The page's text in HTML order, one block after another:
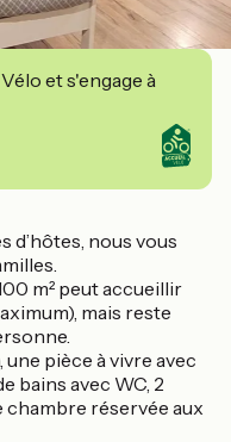
et s'engage à
d’hôtes, nous vous
m² peut accueillir
mais reste
une pièce à vivre avec
bains avec WC, 2
chambre réservée aux